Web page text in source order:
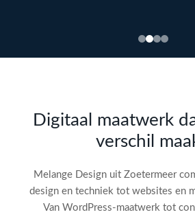
de SEO-
audit
Digitaal maatwerk
verschil
Melange Design uit Zoetermeer
design en techniek tot websites en
Van WordPress-maatwerk tot